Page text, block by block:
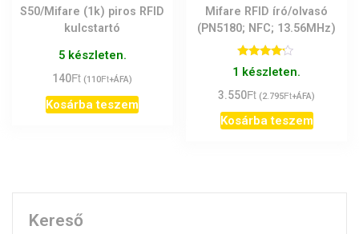
S50/Mifare (1k) piros RFID
kulcstartó
5 készleten.
140Ft (110Ft+ÁFA)
Kosárba teszem
Mifare RFID író/olvasó
(PN5180; NFC; 13.56MHz)
Értékelés:
4.00
1 készleten.
3.550Ft (2.795Ft+ÁFA)
Kosárba teszem
Kereső